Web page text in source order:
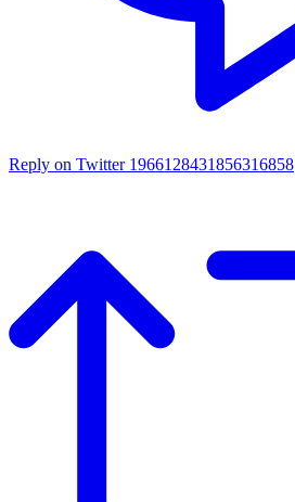
Reply on Twitter 1966128431856316858